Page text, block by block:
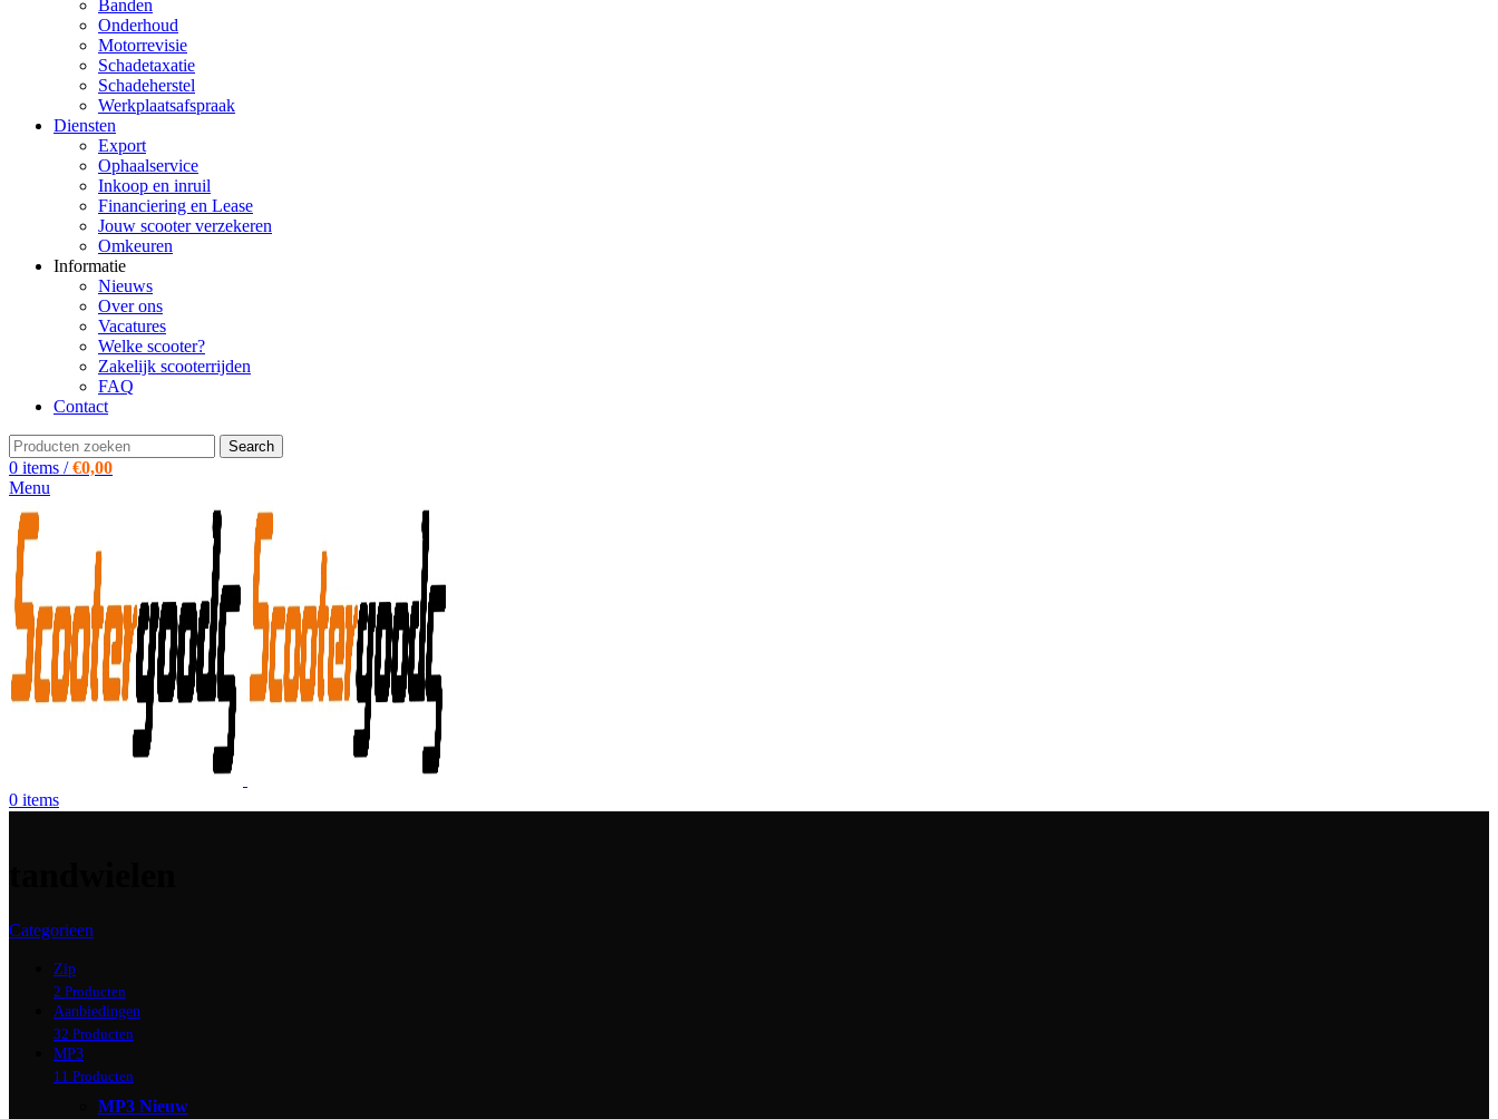
Banden
Onderhoud
Motorrevisie
Schadetaxatie
Schadeherstel
Werkplaatsafspraak
Diensten
Export
Ophaalservice
Inkoop en inruil
Financiering en Lease
Jouw scooter verzekeren
Omkeuren
Informatie
Nieuws
Over ons
Vacatures
Welke scooter?
Zakelijk scooterrijden
FAQ
Contact
Search
0 items / €0,00
Menu
0 items
Categorieen
Zip
2 Producten
Aanbiedingen
32 Producten
MP3
11 Producten
MP3 Nieuw